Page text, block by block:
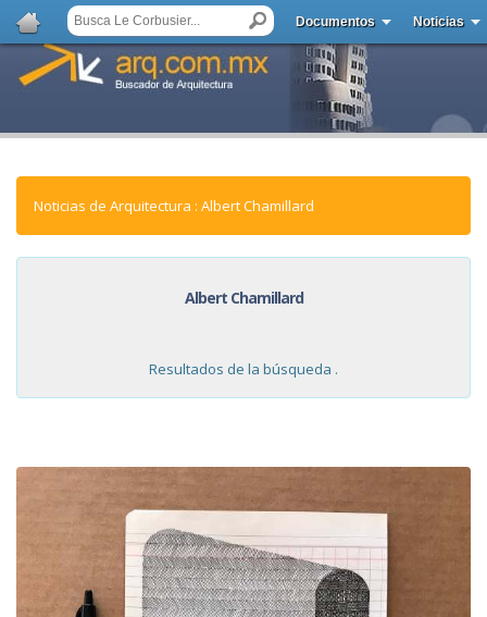
Documentos Noticias
Noticias de Arquitectura : Albert Chamillard
Albert Chamillard
Resultados de la búsqueda .